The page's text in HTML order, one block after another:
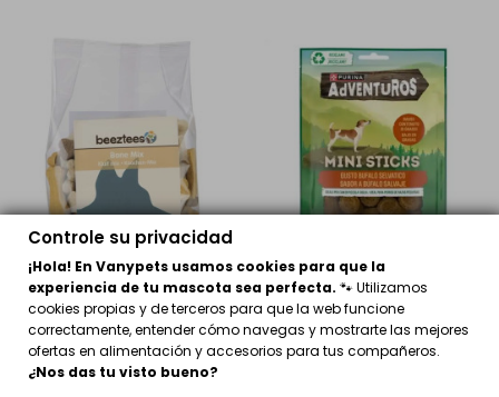
Galletas Rollies Mix para
perros
3,95 €
Purina Adventuros Mini
Sticks Búfalo Salvaje
1,25 €
Controle su privacidad
¡Hola! En Vanypets usamos cookies para que la
experiencia de tu mascota sea perfecta. 🐾 Utilizamos
cookies propias y de terceros para que la web funcione
correctamente, entender cómo navegas y mostrarte las mejores
ofertas en alimentación y accesorios para tus compañeros.
¿Nos das tu visto bueno?